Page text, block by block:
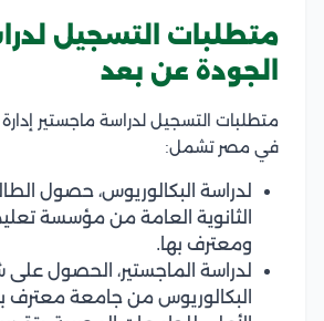
متطلبات التسجيل
الجودة عن بعد
متطلبات التسجيل لدراسة ماجستير
في مصر تشمل:
لدراسة البكالوريوس، حصول
الثانوية العامة من مؤسسة
ومعترف بها.
لدراسة الماجستير، الحصول على
البكالوريوس من جامعة